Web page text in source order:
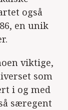
også
en unik
viktige,
som
i og med
særegent